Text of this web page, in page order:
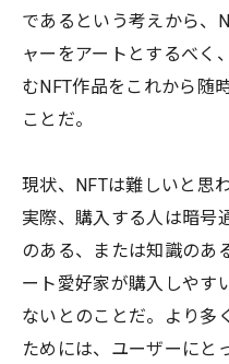
であるという考えから、
ャーをアートとするべく
むNFT作品をこれから随
ことだ。
現状、NFTは難しいと思
実際、購入する人は暗号
のある、または知識のあ
ート愛好家が購入しやす
ないとのことだ。より多
ためには、ユーザーにと